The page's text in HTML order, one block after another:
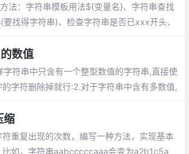
法：字符串模板用法${变量名}、字符串查找
找得字符串)、检查字符串是否已xxx开头、
数值
字符串中只含有一个整型数值的字符串,直接使
字符删除掉就行:2.对于字符串中含有多数值,
缩
重复出现的次数，编写一种方法，实现基本
比如，字符串aabcccccaaa会变为a2b1c5a